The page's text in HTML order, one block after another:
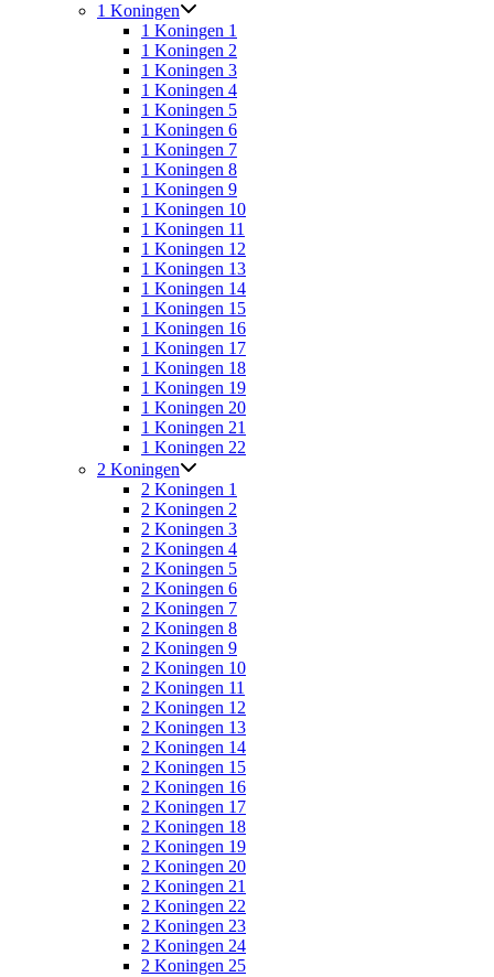
1 Koningen
1 Koningen 1
1 Koningen 2
1 Koningen 3
1 Koningen 4
1 Koningen 5
1 Koningen 6
1 Koningen 7
1 Koningen 8
1 Koningen 9
1 Koningen 10
1 Koningen 11
1 Koningen 12
1 Koningen 13
1 Koningen 14
1 Koningen 15
1 Koningen 16
1 Koningen 17
1 Koningen 18
1 Koningen 19
1 Koningen 20
1 Koningen 21
1 Koningen 22
2 Koningen
2 Koningen 1
2 Koningen 2
2 Koningen 3
2 Koningen 4
2 Koningen 5
2 Koningen 6
2 Koningen 7
2 Koningen 8
2 Koningen 9
2 Koningen 10
2 Koningen 11
2 Koningen 12
2 Koningen 13
2 Koningen 14
2 Koningen 15
2 Koningen 16
2 Koningen 17
2 Koningen 18
2 Koningen 19
2 Koningen 20
2 Koningen 21
2 Koningen 22
2 Koningen 23
2 Koningen 24
2 Koningen 25